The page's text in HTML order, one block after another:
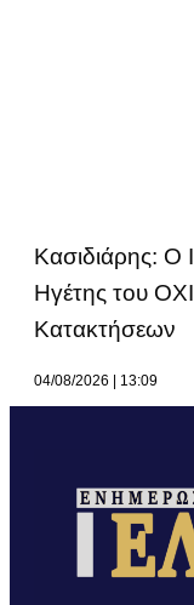
Κασιδιάρης: Ο
Ηγέτης του
Κατακτήσεων
04/08/2026 13:09